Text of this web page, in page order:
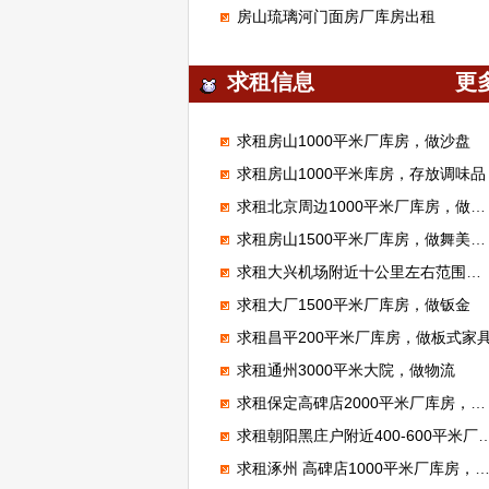
房山琉璃河门面房厂库房出租
求租信息 更
求租房山1000平米厂库房，做沙盘
求租房山1000平米库房，存放调味品
求租北京周边1000平米厂库房，做腻子粉
求租房山1500平米厂库房，做舞美展览
求租大兴机场附近十公里左右范围库房厂房1000平米左右能进大车的
求租大厂1500平米厂库房，做钣金
求租昌平200平米厂库房，做板式家
求租通州3000平米大院，做物流
求租保定高碑店2000平米厂库房，加工无纺布
求租朝阳黑庄户附近400-600平米厂库房，做市区配送
求租涿州 高碑店1000平米厂库房，做装修材料